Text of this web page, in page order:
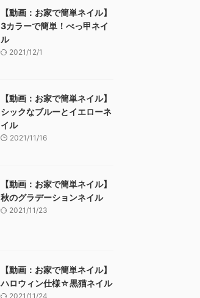
【動画：お家で簡単ネイル】
3カラーで簡単！べっ甲ネイ
ル
2021/12/1
【動画：お家で簡単ネイル】
シックなブルーとイエローネ
イル
2021/11/16
【動画：お家で簡単ネイル】
秋のグラデーションネイル
2021/11/23
【動画：お家で簡単ネイル】
ハロウィン仕様☆黒猫ネイル
2021/11/24